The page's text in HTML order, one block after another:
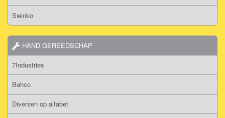
Swinko
HAND GEREEDSCHAP
7Industries
Bahco
Diversen op alfabet